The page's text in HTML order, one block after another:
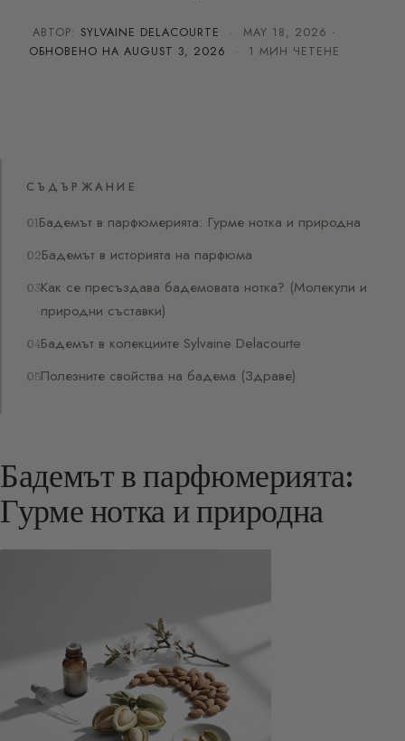
АВТОР: SYLVAINE DELACOURTE · MAY 18, 2026 ·
ОБНОВЕНО НА AUGUST 3, 2026 · 1 МИН ЧЕТЕНЕ
СЪДЪРЖАНИЕ
Бадемът в парфюмерията: Гурме нотка и природна
Бадемът в историята на парфюма
Как се пресъздава бадемовата нотка? (Молекули и
природни съставки)
Бадемът в колекциите Sylvaine Delacourte
Полезните свойства на бадема (Здраве)
Бадемът в парфюмерията:
Гурме нотка и природна